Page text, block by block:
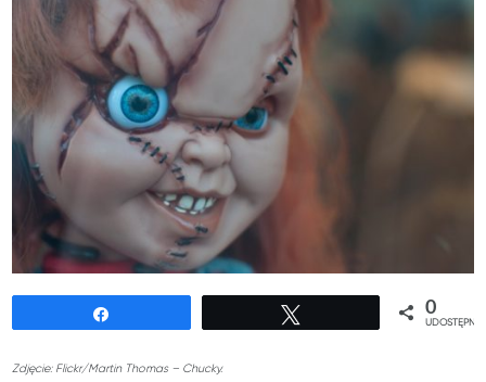
0
Zdjęcie: Flickr/Martin Thomas – Chucky.